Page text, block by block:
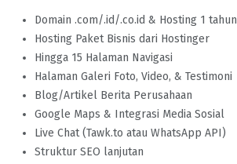
Domain .com/.id/.co.id & Hosting 1 tahun
Hosting Paket Bisnis dari Hostinger
Hingga 15 Halaman Navigasi
Halaman Galeri Foto, Video, & Testimoni
Blog/Artikel Berita Perusahaan
Google Maps & Integrasi Media Sosial
Live Chat (Tawk.to atau WhatsApp API)
Struktur SEO lanjutan